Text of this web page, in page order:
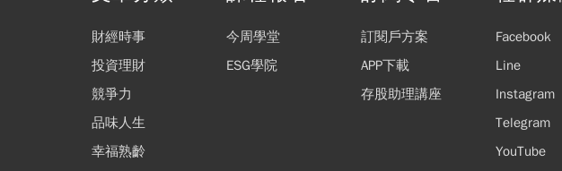
財經時事
投資理財
競爭力
品味人生
幸福熟齡
今周學堂
ESG學院
訂閱戶方案
APP下載
存股助理講座
Facebook
Line
Instagram
Telegram
YouTube